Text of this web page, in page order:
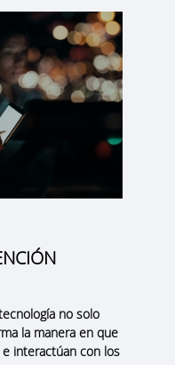
no solo
la manera en que
interactúan con los